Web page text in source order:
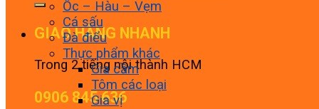
GIAO HÀNG NHANH
Trong 2 tiếng nội thành HCM
0906 845 636
Ốc – Hàu – Vẹm
Cá sấu
Đà điểu
Thực phẩm khác
Gia cầm
Tôm các loại
Gia vị